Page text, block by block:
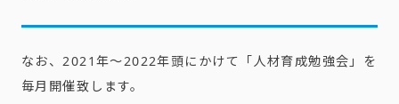
なお、2021年～2022年頭にかけて「人材育成勉強会」を
毎月開催致します。